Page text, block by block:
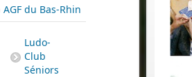
AGF du Bas-Rhin
Ludo-
Club
Séniors